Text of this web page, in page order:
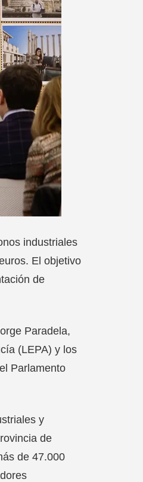
industriales
El objetivo
de
Paradela,
(LEPA) y los
Parlamento
y
de
de 47.000